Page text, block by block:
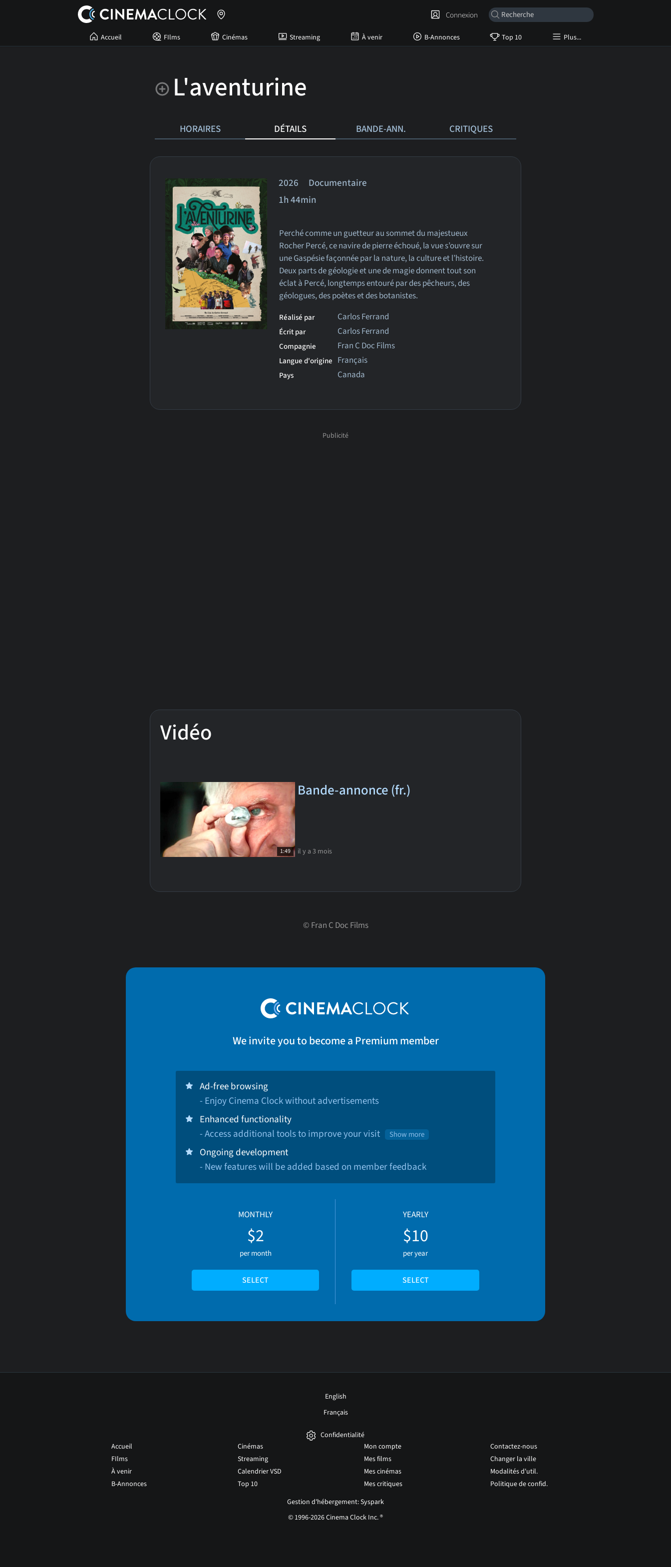
Accueil FIlms Cinémas Streaming À venir B-Annonces Top 10 Plus...
Connexion
L'aventurine
HORAIRES DÉTAILS BANDE-ANN. CRITIQUES
2026 Documentaire
1h 44min
Perché comme un guetteur au sommet du majestueux
Rocher Percé, ce navire de pierre échoué, la vue s’ouvre sur
une Gaspésie façonnée par la nature, la culture et l’histoire.
Deux parts de géologie et une de magie donnent tout son
éclat à Percé, longtemps entouré par des pêcheurs, des
géologues, des poètes et des botanistes.
Réalisé par Carlos Ferrand
Écrit par Carlos Ferrand
Compagnie Fran C Doc Films
Langue d'origine Français
Pays Canada
Vidéo
1:49
Bande-annonce (fr.)
il y a 3 mois
© Fran C Doc Films
We invite you to become a Premium member
Ad-free browsing
- Enjoy Cinema Clock without advertisements
Enhanced functionality
- Access additional tools to improve your visit
Show more
Ongoing development
- New features will be added based on member feedback
MONTHLY
$2
per month
SELECT
YEARLY
$10
per year
SELECT
English
Français
Confidentialité
Accueil
FIlms
À venir
B-Annonces
Cinémas
Streaming
Calendrier VSD
Top 10
Mon compte
Mes films
Mes cinémas
Mes critiques
Contactez-nous
Changer la ville
Modalités d'util.
Politique de confid.
Gestion d'hébergement: Syspark
© 1996-2026 Cinema Clock Inc. ®